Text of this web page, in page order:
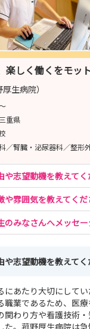
楽しく働くをモッ
生病院）
三重県
／腎臓・泌尿器科／整形
や志望動機を教えて
や雰囲気を教えてくだ
みなさんへメッセー
や志望動機を教えて
にあたり大切にして
職業であるため、医
関わり方や看護技術